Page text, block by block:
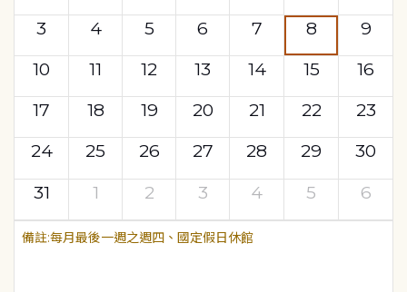
3
4 5 6 7 8
9
10
11 12 13 14 15
16
17
18 19 20 21 22
23
24
25 26 27 28 29
30
31
1 2 3 4 5 6
每月最後一週之週四、國定假日休館